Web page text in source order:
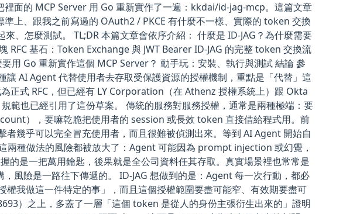
面的 MCP Server 用 Go 重新實作了一遍：kkdai/id-jag-mcp。這篇文章
準上、跟我之前寫過的 OAuth2 / PKCE 有什麼不一樣、實際的 token 交換
、怎麼測試。 TL;DR 本篇文章會依序介紹： 什麼是 ID-JAG？為什麼需要
RFC 基石：Token Exchange 與 JWT Bearer ID-JAG 的完整 token 交換流
用 Go 重新實作這個 MCP Server？ 動手玩：安裝、執行與測試 結論 參
讓 AI Agent 代替使用者去存取受保護資源的授權機制，重點是「代替」這
正式 RFC，但已經有 LY Corporation（在 Athenz 授權系統上）跟 Okta
也已經引用了這份草案。 傳統的服務對服務授權，通常是兩種極端：要
），要嘛乾脆把使用者的 session 或長效 token 直接借給程式用。前
幾乎可以完全冒充使用者，而且很難被偵測出來。等到 AI Agent 開始自
兩種做法的風險都被放大了：Agent 可能因為 prompt injection 或幻覺，
的是一把萬用鑰匙，後果就是全公司資料任其存取。真實場景裡也常常是
風險是一路往下傳遞的。 ID-JAG 想做到的是：Agent 每一次行動，都必
我做這一件特定的事」，而且這個授權範圍要盡可能窄、有效期要盡可
）之上，多蓋了一層「這個 token 是從人的身份主張衍生出來的」證明